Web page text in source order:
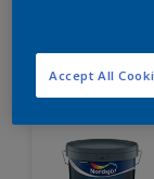
Nordsjö
Accept All